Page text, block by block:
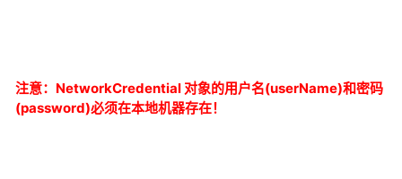
注意：NetworkCredential 对象的用户名(userName)和密码
(password)必须在本地机器存在！